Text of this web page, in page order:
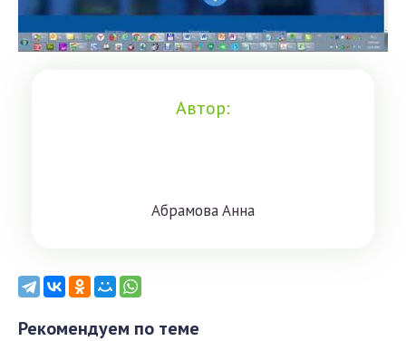
Автор:
Aбрaмoвa Aннa
Рекомендуем по теме